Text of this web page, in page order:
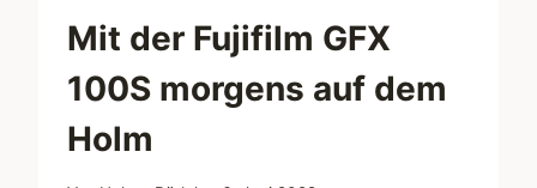
Mit der Fujifilm GFX
100S morgens auf dem
Holm